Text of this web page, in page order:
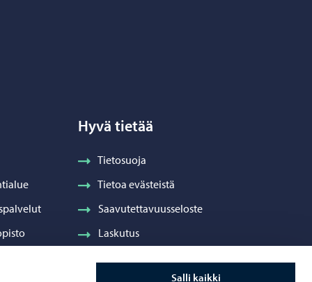
Salli kaikki
Hyvä tietää
Tietosuoja
Tietoa evästeistä
Saavutettavuusseloste
Laskutus